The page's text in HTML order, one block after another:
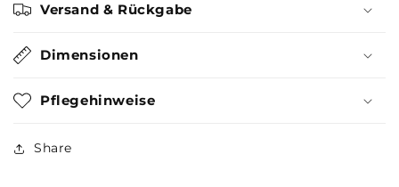
Versand & Rückgabe
Dimensionen
Pflegehinweise
Share